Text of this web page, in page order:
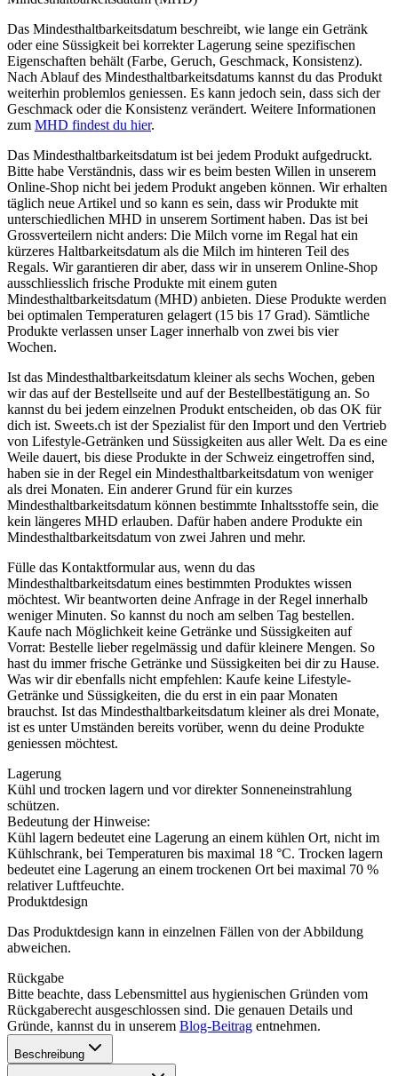
Das Mindesthaltbarkeitsdatum beschreibt, wie lange ein Getränk
oder eine Süssigkeit bei korrekter Lagerung seine spezifischen
Eigenschaften behält (Farbe, Geruch, Geschmack, Konsistenz).
Nach Ablauf des Mindesthaltbarkeitsdatums kannst du das Produkt
weiterhin problemlos geniessen. Es kann jedoch sein, dass sich der
Geschmack oder die Konsistenz verändert. Weitere Informationen
zum MHD findest du hier.
Das Mindesthaltbarkeitsdatum ist bei jedem Produkt aufgedruckt.
Bitte habe Verständnis, dass wir es beim besten Willen in unserem
Online-Shop nicht bei jedem Produkt angeben können. Wir erhalten
täglich neue Artikel und so kann es sein, dass wir Produkte mit
unterschiedlichen MHD in unserem Sortiment haben. Das ist bei
Grossverteilern nicht anders: Die Milch vorne im Regal hat ein
kürzeres Haltbarkeitsdatum als die Milch im hinteren Teil des
Regals. Wir garantieren dir aber, dass wir in unserem Online-Shop
ausschliesslich frische Produkte mit einem guten
Mindesthaltbarkeitsdatum (MHD) anbieten. Diese Produkte werden
bei optimalen Temperaturen gelagert (15 bis 17 Grad). Sämtliche
Produkte verlassen unser Lager innerhalb von zwei bis vier
Wochen.
Ist das Mindesthaltbarkeitsdatum kleiner als sechs Wochen, geben
wir das auf der Bestellseite und auf der Bestellbestätigung an. So
kannst du bei jedem einzelnen Produkt entscheiden, ob das OK für
dich ist. Sweets.ch ist der Spezialist für den Import und den Vertrieb
von Lifestyle-Getränken und Süssigkeiten aus aller Welt. Da es eine
Weile dauert, bis diese Produkte in der Schweiz eingetroffen sind,
haben sie in der Regel ein Mindesthaltbarkeitsdatum von weniger
als drei Monaten. Ein anderer Grund für ein kurzes
Mindesthaltbarkeitsdatum können bestimmte Inhaltsstoffe sein, die
kein längeres MHD erlauben. Dafür haben andere Produkte ein
Mindesthaltbarkeitsdatum von zwei Jahren und mehr.
Fülle das Kontaktformular aus, wenn du das
Mindesthaltbarkeitsdatum eines bestimmten Produktes wissen
möchtest. Wir beantworten deine Anfrage in der Regel innerhalb
weniger Minuten. So kannst du noch am selben Tag bestellen.
Kaufe nach Möglichkeit keine Getränke und Süssigkeiten auf
Vorrat: Bestelle lieber regelmässig und dafür kleinere Mengen. So
hast du immer frische Getränke und Süssigkeiten bei dir zu Hause.
Was wir dir ebenfalls nicht empfehlen: Kaufe keine Lifestyle-
Getränke und Süssigkeiten, die du erst in ein paar Monaten
brauchst. Ist das Mindesthaltbarkeitsdatum kleiner als drei Monate,
ist es unter Umständen bereits vorüber, wenn du deine Produkte
geniessen möchtest.
Lagerung
Kühl und trocken lagern und vor direkter Sonneneinstrahlung
schützen.
Bedeutung der Hinweise:
Kühl lagern bedeutet eine Lagerung an einem kühlen Ort, nicht im
Kühlschrank, bei Temperaturen bis maximal 18 °C. Trocken lagern
bedeutet eine Lagerung an einem trockenen Ort bei maximal 70 %
relativer Luftfeuchte.
Produktdesign
Das Produktdesign kann in einzelnen Fällen von der Abbildung
abweichen.
Rückgabe
Bitte beachte, dass Lebensmittel aus hygienischen Gründen vom
Rückgaberecht ausgeschlossen sind. Die genauen Details und
Gründe, kannst du in unserem Blog-Beitrag entnehmen.
Beschreibung